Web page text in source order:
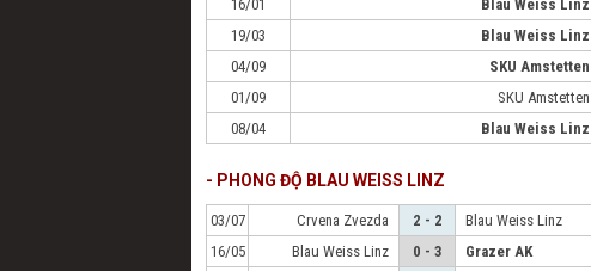
16/01 Blau Weiss Linz
19/03
Blau Weiss Linz
04/09
SKU Amstetten
01/09
SKU Amstetten
08/04
Blau Weiss Linz
- PHONG ĐỘ BLAU WEISS LINZ
03/07 Crvena Zvezda 2 - 2
Blau Weiss Linz
16/05
Blau Weiss Linz 0 - 3
Grazer AK